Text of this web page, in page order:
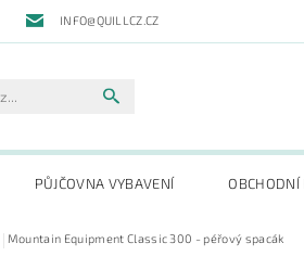
INFO@QUILLCZ.CZ
PŮJČOVNA VYBAVENÍ
Mountain Equipment Classic 300 - péřový spacák